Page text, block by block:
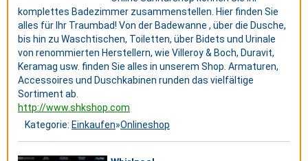
komplettes Badezimmer zusammenstellen. Hier finden Sie
alles für Ihr Traumbad! Von der Badewanne , über die Dusche,
bis hin zu Waschtischen, Toiletten, über Bidets und Urinale
von renommierten Herstellern, wie Villeroy & Boch, Duravit,
Keramag usw. finden Sie alles in unserem Shop. Armaturen,
Accessoires und Duschkabinen runden das vielfältige
Sortiment ab.
http://www.shkshop.com
Kategorie: Einkaufen»Onlineshop